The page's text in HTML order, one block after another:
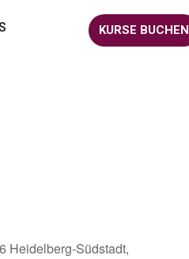
KURSE BUCHEN
Heidelberg-Südstadt,